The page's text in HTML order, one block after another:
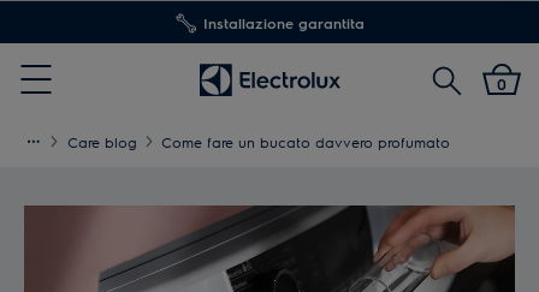
Installazione garantita
Menu
Cerca 0
Care blog Come fare un bucato davvero profumato